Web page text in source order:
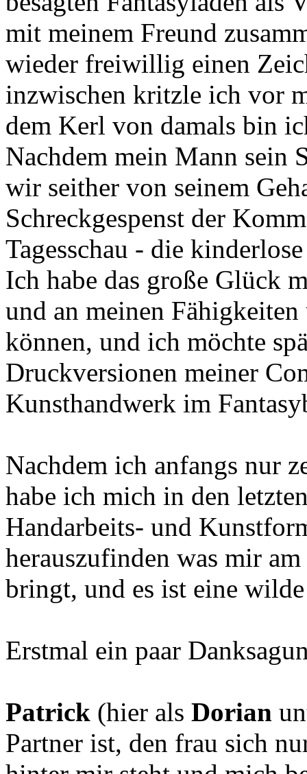
mit meinem Freund
wieder freiwillig einen
inzwischen kritzle ich vor
dem Kerl von damals bin
Nachdem mein Mann sein
wir seither von seinem
Schreckgespenst der
Tagesschau - die
Ich habe das große Glück
und an meinen
können, und ich möchte
Druckversionen meiner
Kunsthandwerk im
Nachdem ich anfangs nur
habe ich mich in den
Handarbeits- und
herauszufinden was mir
bringt, und es ist eine
Erstmal ein paar
Patrick (hier als Dorian
Partner ist, den frau sich